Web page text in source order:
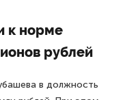
к норме
рублей
в должность